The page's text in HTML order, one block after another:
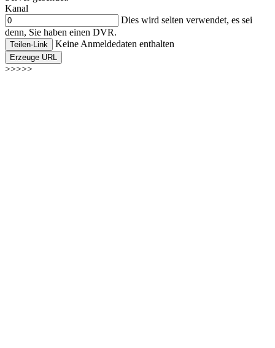
Kanal
Dies wird selten verwendet, es sei
denn, Sie haben einen DVR.
Teilen-Link Keine Anmeldedaten enthalten
Erzeuge URL
>>>>>